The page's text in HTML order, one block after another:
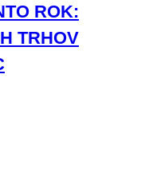
ROK:
TRHOV